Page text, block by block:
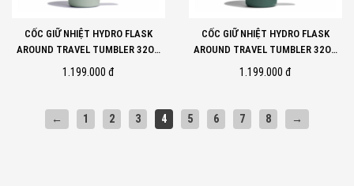
CỐC GIỮ NHIỆT HYDRO FLASK
AROUND TRAVEL TUMBLER 32OZ
AGAVE
1.199.000 đ
CỐC GIỮ NHIỆT HYDRO FLASK
AROUND TRAVEL TUMBLER 32OZ
FIR
1.199.000 đ
← 1 2 3 4 5 6 7 8 →